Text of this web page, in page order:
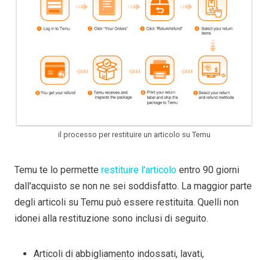
il processo per restituire un articolo su Temu
Temu te lo permette restituire l'articolo entro 90 giorni
dall'acquisto se non ne sei soddisfatto. La maggior parte
degli articoli su Temu può essere restituita. Quelli non
idonei alla restituzione sono inclusi di seguito.
Articoli di abbigliamento indossati, lavati,